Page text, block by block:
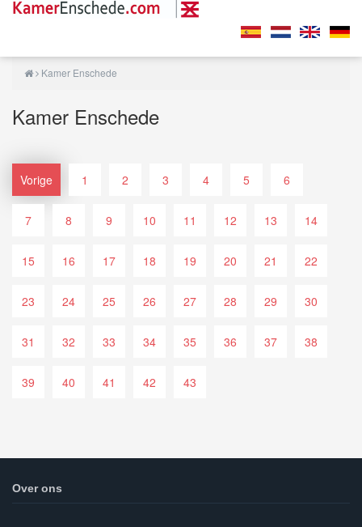
Kamer Enschede
Kamer Enschede
Vorige 1 2 3 4 5 6
7 8 9 10 11 12 13 14
15 16 17 18 19 20 21 22
23 24 25 26 27 28 29 30
31 32 33 34 35 36 37 38
39 40 41 42 43
Over ons